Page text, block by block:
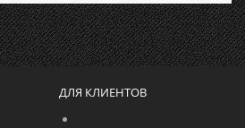
ДЛЯ КЛИЕНТОВ